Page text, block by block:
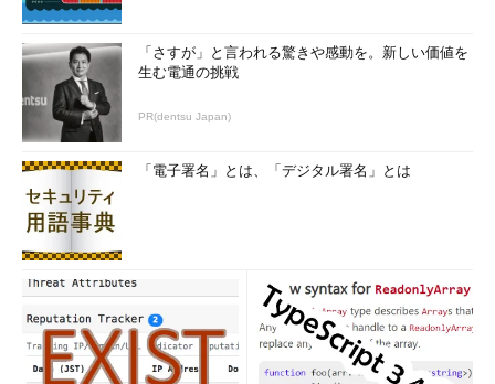
「さすが」と言われる驚きや感動を。新しい価値を
生む電通の挑戦
PR(dentsu Japan)
「電子署名」とは、「デジタル署名」とは